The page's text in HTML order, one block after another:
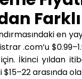
en
.com’u
İkinci yıldan
arasında